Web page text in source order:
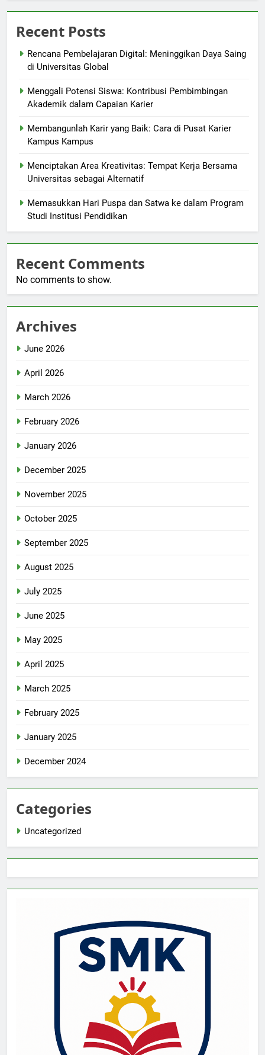
Recent Posts
Rencana Pembelajaran Digital: Meninggikan Daya Saing
di Universitas Global
Menggali Potensi Siswa: Kontribusi Pembimbingan
Akademik dalam Capaian Karier
Membangunlah Karir yang Baik: Cara di Pusat Karier
Kampus Kampus
Menciptakan Area Kreativitas: Tempat Kerja Bersama
Universitas sebagai Alternatif
Memasukkan Hari Puspa dan Satwa ke dalam Program
Studi Institusi Pendidikan
Recent Comments
No comments to show.
Archives
June 2026
April 2026
March 2026
February 2026
January 2026
December 2025
November 2025
October 2025
September 2025
August 2025
July 2025
June 2025
May 2025
April 2025
March 2025
February 2025
January 2025
December 2024
Categories
Uncategorized